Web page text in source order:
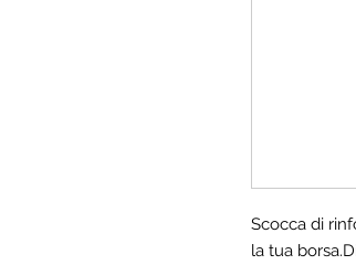
Scocca di
la tua